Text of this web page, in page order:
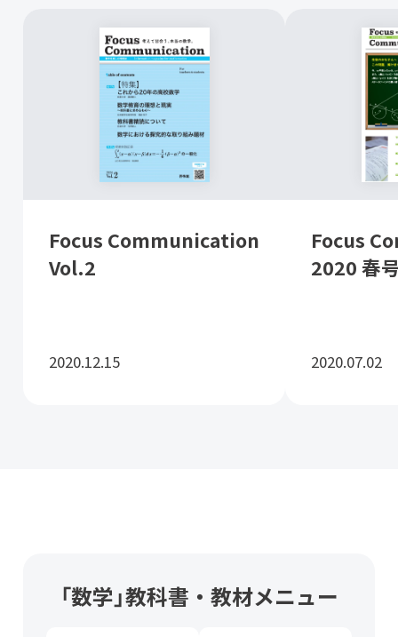
Focus Communication
Vol.2
2020.12.15
Focus
2020 春
2020.07.02
「数学」教科書・教材メニュー